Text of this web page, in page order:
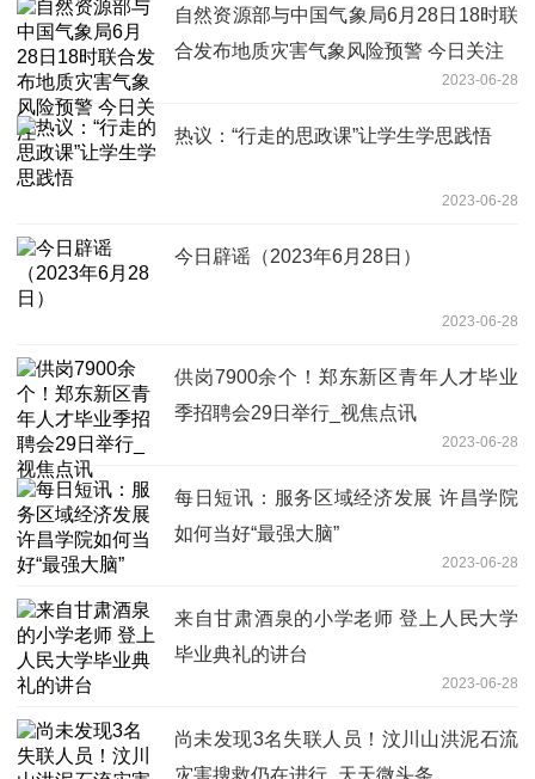
自然资源部与中国气象局6月28日18时联
合发布地质灾害气象风险预警 今日关注
2023-06-28
热议：“行走的思政课”让学生学思践悟
2023-06-28
今日辟谣（2023年6月28日）
2023-06-28
供岗7900余个！郑东新区青年人才毕业
季招聘会29日举行_视焦点讯
2023-06-28
每日短讯：服务区域经济发展 许昌学院
如何当好“最强大脑”
2023-06-28
来自甘肃酒泉的小学老师 登上人民大学
毕业典礼的讲台
2023-06-28
尚未发现3名失联人员！汶川山洪泥石流
灾害搜救仍在进行_天天微头条